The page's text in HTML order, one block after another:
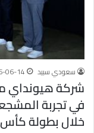
سعودي سبيد 06-14
شركة هيونداي
في تجربة
خلال بطولة كأس